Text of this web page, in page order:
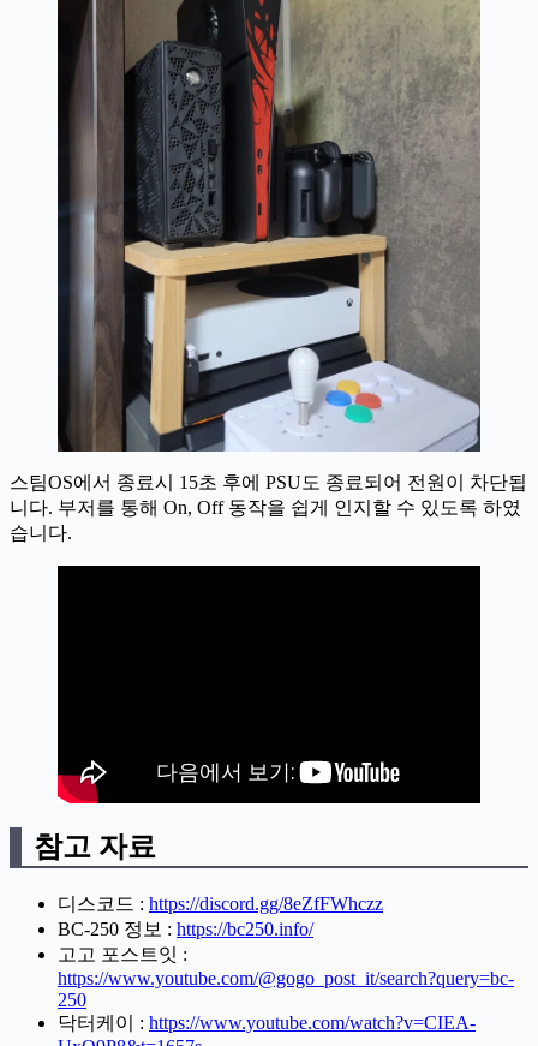
스팀OS에서 종료시 15초 후에 PSU도 종료되어 전원이 차단됩
니다. 부저를 통해 On, Off 동작을 쉽게 인지할 수 있도록 하였
습니다.
참고 자료
디스코드 : https://discord.gg/8eZfFWhczz
BC-250 정보 : https://bc250.info/
고고 포스트잇 :
https://www.youtube.com/@gogo_post_it/search?query=bc-
250
닥터케이 : https://www.youtube.com/watch?v=CIEA-